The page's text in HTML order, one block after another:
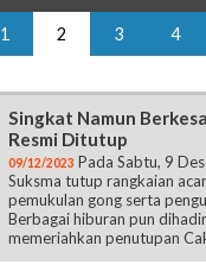
1 2 3 4
Singkat Namun
Resmi Ditutup
09/12/2023 Pada Sabtu, 9
Suksma tutup rangkaian
pemukulan gong serta
Berbagai hiburan pun
memeriahkan penutupan